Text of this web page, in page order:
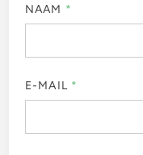
NAAM *
E-MAIL *